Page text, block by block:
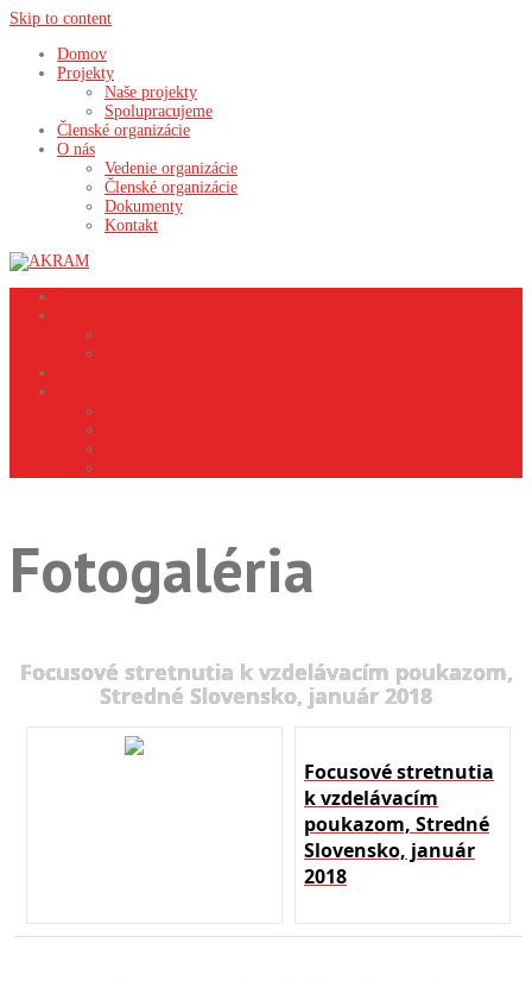
Skip to content
Domov
Projekty
Naše projekty
Spolupracujeme
Členské organizácie
O nás
Vedenie organizácie
Členské organizácie
Dokumenty
Kontakt
Fotogaléria
Focusové stretnutia k vzdelávacím poukazom,
Stredné Slovensko, január 2018
Focusové stretnutia
k vzdelávacím
poukazom, Stredné
Slovensko, január
2018